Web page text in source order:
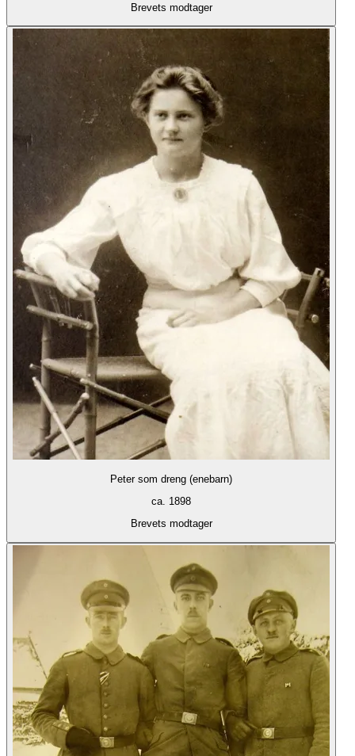
Brevets modtager
Peter som dreng (enebarn)
ca. 1898
Brevets modtager